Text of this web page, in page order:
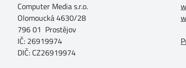
Computer Media s.r.o.
Olomoucká 4630/28
796 01 Prostějov
IČ: 26919974
DIČ: CZ26919974